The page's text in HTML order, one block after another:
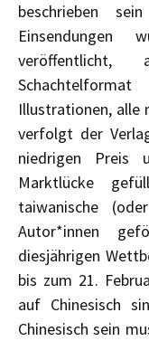
beschrieben
Illustrationen, alle
verfolgt der
niedrigen Preis
Marktlücke
taiwanische
Autor*innen
diesjährigen
bis zum 21.
auf Chinesisch
Chinesisch sein